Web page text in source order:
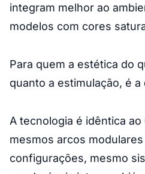
integram melhor ao
modelos com cores
Para quem a estética do
quanto a estimulação, é
A tecnologia é idêntica ao
mesmos arcos modulares
configurações, mesmo